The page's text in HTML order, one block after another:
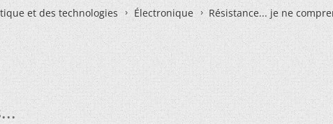
et des technologies Électronique Résistance... je ne